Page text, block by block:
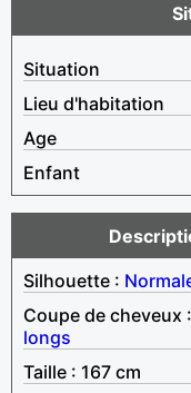
Situation
Lieu d'habitation
Age
Enfant
Silhouette :
Coupe de cheveux :
longs
Taille : 167 cm